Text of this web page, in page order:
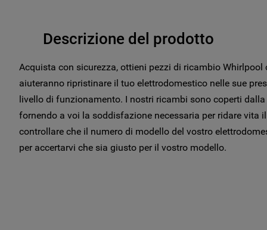
Descrizione del prodotto
Acquista con sicurezza, ottieni pezzi di ricambio Whirlpool
aiuteranno ripristinare il tuo elettrodomestico nelle sue
livello di funzionamento. I nostri ricambi sono coperti
fornendo a voi la soddisfazione necessaria per ridare vita
controllare che il numero di modello del vostro
per accertarvi che sia giusto per il vostro modello.